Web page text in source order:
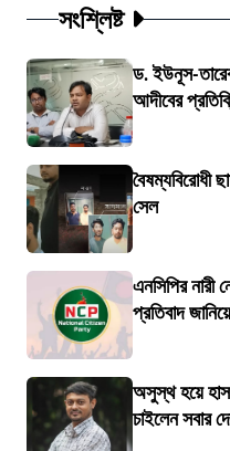
সংশ্লিষ্ট
ড. ইউনূস-
আদীবের
বৈষম্যবিরোধী
সেল
এনসিপির নারী
প্রতিবাদ
অসুস্থ হয়ে
চাইলেন সবার